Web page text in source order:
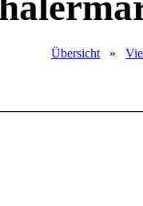
Übersicht »